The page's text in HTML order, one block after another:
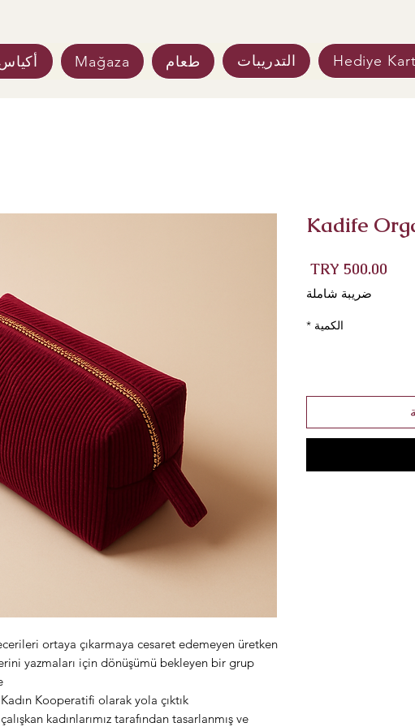
Mağaza طعام التدريبات Hediye
ortaya çıkarmaya cesaret edemeyen üretken
yazmaları için dönüşümü bekleyen bir grup
Kooperatifi olarak yola çıktık...
kadınlarımız tarafından tasarlanmış ve
Kadife
السعر
ضريبة شاملة
الكمية *